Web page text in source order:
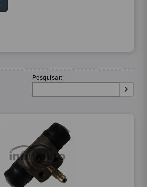
Pesquisar: